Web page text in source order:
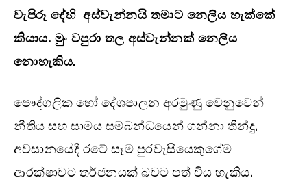
වැපිරූ දේහි අස්වැන්නයි තමාට නෙලිය හැක්කේ
කියාය. මුං වපුරා තල අස්වැන්නක් නෙලිය
නොහැකිය.
පෞද්ගලික හෝ දේශපාලන අරමුණු වෙනුවෙන්
නීතිය සහ සාමය සම්බන්ධයෙන් ගන්නා තීන්දු,
අවසානයේදී රටේ සෑම පුරවැසියෙකුගේම
ආරක්ෂාවට තර්ජනයක් බවට පත් විය හැකිය.